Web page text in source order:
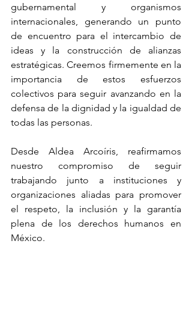
gubernamental y organismos
internacionales, generando un punto
de encuentro para el intercambio de
ideas y la construcción de alianzas
estratégicas. Creemos firmemente en la
importancia de estos esfuerzos
colectivos para seguir avanzando en la
defensa de la dignidad y la igualdad de
todas las personas.
Desde Aldea Arcoíris, reafirmamos
nuestro compromiso de seguir
trabajando junto a instituciones y
organizaciones aliadas para promover
el respeto, la inclusión y la garantía
plena de los derechos humanos en
México.